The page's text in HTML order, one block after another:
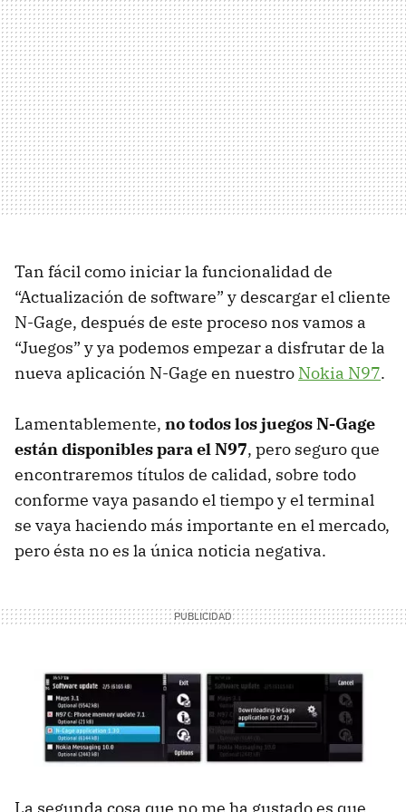
Tan fácil como iniciar la funcionalidad de
“Actualización de software” y descargar el cliente
N-Gage, después de este proceso nos vamos a
“Juegos” y ya podemos empezar a disfrutar de la
nueva aplicación N-Gage en nuestro Nokia N97.
Lamentablemente, no todos los juegos N-Gage
están disponibles para el N97, pero seguro que
encontraremos títulos de calidad, sobre todo
conforme vaya pasando el tiempo y el terminal
se vaya haciendo más importante en el mercado,
pero ésta no es la única noticia negativa.